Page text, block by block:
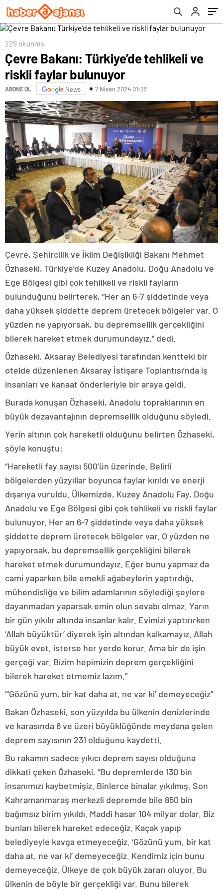
229 okunma
Çevre Bakanı: Türkiye’de tehlikeli ve
riskli faylar bulunuyor
ABONE OL News 7 Nisan 2024 01:13
Çevre, Şehircilik ve İklim Değişikliği Bakanı Mehmet
Özhaseki, Türkiye’de Kuzey Anadolu, Doğu Anadolu ve
Ege Bölgesi gibi çok tehlikeli ve riskli fayların
bulunduğunu belirterek, “Her an 6-7 şiddetinde veya
daha yüksek şiddette deprem üretecek bölgeler var. O
yüzden ne yapıyorsak, bu depremsellik gerçekliğini
bilerek hareket etmek durumundayız.” dedi.
Özhaseki, Aksaray Belediyesi tarafından kentteki bir
otelde düzenlenen Aksaray İstişare Toplantısı’nda iş
insanları ve kanaat önderleriyle bir araya geldi.
Burada konuşan Özhaseki, Anadolu topraklarının en
büyük dezavantajının depremsellik olduğunu söyledi.
Yerin altının çok hareketli olduğunu belirten Özhaseki,
şöyle konuştu:
“Hareketli fay sayısı 500’ün üzerinde. Belirli
bölgelerden yüzyıllar boyunca faylar kırıldı ve enerji
dışarıya vuruldu. Ülkemizde, Kuzey Anadolu Fay, Doğu
Anadolu ve Ege Bölgesi gibi çok tehlikeli ve riskli faylar
bulunuyor. Her an 6-7 şiddetinde veya daha yüksek
şiddette deprem üretecek bölgeler var. O yüzden ne
yapıyorsak, bu depremsellik gerçekliğini bilerek
hareket etmek durumundayız. Eğer bunu yapmaz da
cami yaparken bile emekli ağabeylerin yaptırdığı,
mühendisliğe ve bilim adamlarının söylediği şeylere
dayanmadan yaparsak emin olun sevabı olmaz. Yarın
bir gün yıkılır altında insanlar kalır. Evimizi yaptırırken
‘Allah büyüktür’ diyerek işin altından kalkamayız. Allah
büyük evet, isterse her yerde korur. Ama bir de işin
gerçeği var. Bizim hepimizin deprem gerçekliğini
bilerek hareket etmemiz lazım.”
“‘Gözünü yum, bir kat daha at, ne var ki’ demeyeceğiz”
Bakan Özhaseki, son yüzyılda bu ülkenin denizlerinde
ve karasında 6 ve üzeri büyüklüğünde meydana gelen
deprem sayısının 231 olduğunu kaydetti.
Bu rakamın sadece yıkıcı deprem sayısı olduğuna
dikkati çeken Özhaseki, “Bu depremlerde 130 bin
insanımızı kaybetmişiz. Binlerce binalar yıkılmış. Son
Kahramanmaraş merkezli depremde bile 850 bin
bağımsız birim yıkıldı. Maddi hasar 104 milyar dolar. Biz
bunları bilerek hareket edeceğiz. Kaçak yapıp
belediyeyle kavga etmeyeceğiz. ‘Gözünü yum, bir kat
daha at, ne var ki’ demeyeceğiz. Kendimiz için bunu
demeyeceğiz. Ülkeye de çok büyük zararı oluyor. Bu
ülkenin de böyle bir gerçekliği var. Bunu bilerek